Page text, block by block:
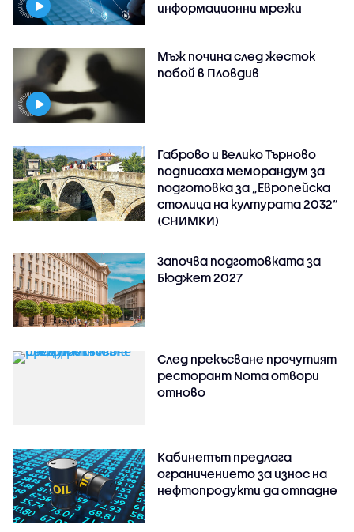
информационни мрежи
Мъж почина след жесток
побой в Пловдив
Габрово и Велико Търново
подписаха меморандум за
подготовка за „Европейска
столица на културата 2032“
(СНИМКИ)
Започва подготовката за
Бюджет 2027
След прекъсване прочутият
ресторант Noma отвори
отново
Кабинетът предлага
ограничението за износ на
нефтопродукти да отпадне